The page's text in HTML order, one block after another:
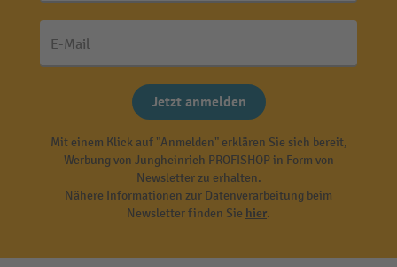
E-Mail
Jetzt anmelden
Mit einem Klick auf "Anmelden" erklären Sie sich bereit,
Werbung von Jungheinrich PROFISHOP in Form von
Newsletter zu erhalten.
Nähere Informationen zur Datenverarbeitung beim
Newsletter finden Sie hier.